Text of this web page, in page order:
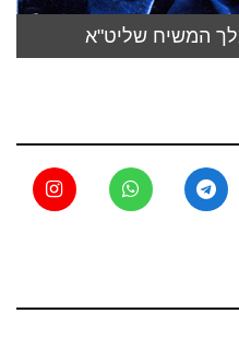
המשיח שליט"א